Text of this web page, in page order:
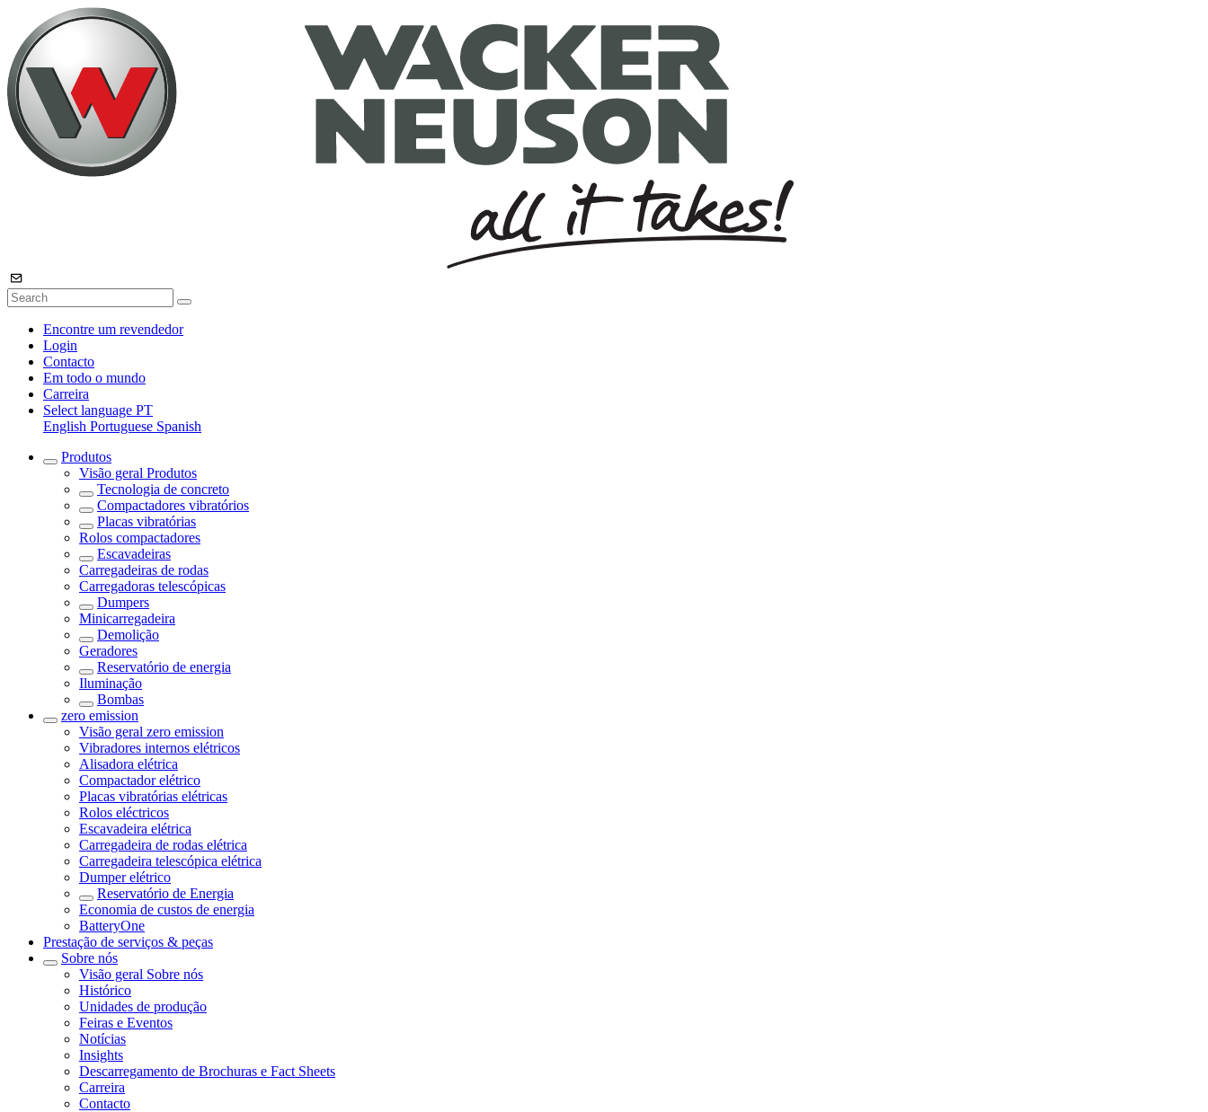
Encontre um revendedor
Login
Contacto
Em todo o mundo
Carreira
Select language PT
English Portuguese Spanish
Produtos
Visão geral Produtos
Tecnologia de concreto
Compactadores vibratórios
Placas vibratórias
Rolos compactadores
Escavadeiras
Carregadeiras de rodas
Carregadoras telescópicas
Dumpers
Minicarregadeira
Demolição
Geradores
Reservatório de energia
Iluminação
Bombas
zero emission
Visão geral zero emission
Vibradores internos elétricos
Alisadora elétrica
Compactador elétrico
Placas vibratórias elétricas
Rolos eléctricos
Escavadeira elétrica
Carregadeira de rodas elétrica
Carregadeira telescópica elétrica
Dumper elétrico
Reservatório de Energia
Economia de custos de energia
BatteryOne
Prestação de serviços & peças
Sobre nós
Visão geral Sobre nós
Histórico
Unidades de produção
Feiras e Eventos
Notícias
Insights
Descarregamento de Brochuras e Fact Sheets
Carreira
Contacto